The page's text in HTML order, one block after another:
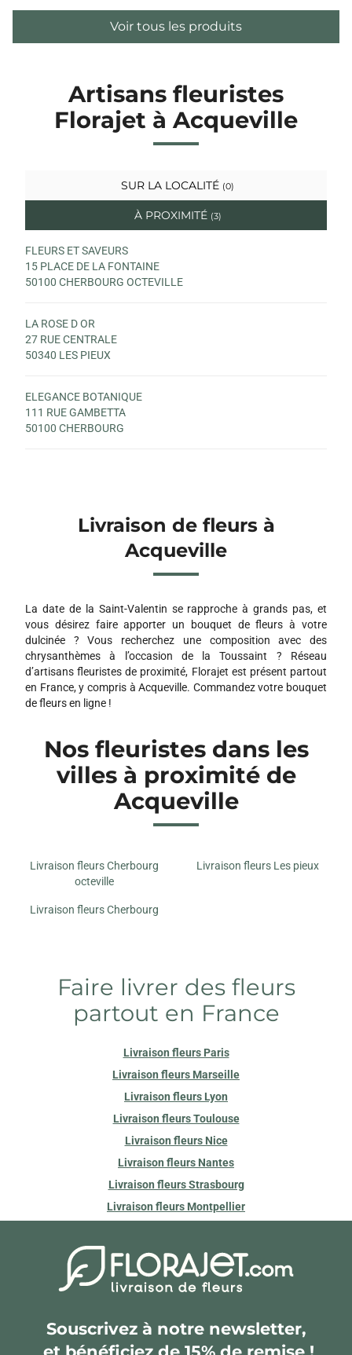
Voir tous les produits
Artisans fleuristes
Florajet à Acqueville
SUR LA LOCALITÉ (0)
À PROXIMITÉ (3)
FLEURS ET SAVEURS
15 PLACE DE LA FONTAINE
50100 CHERBOURG OCTEVILLE
LA ROSE D OR
27 RUE CENTRALE
50340 LES PIEUX
ELEGANCE BOTANIQUE
111 RUE GAMBETTA
50100 CHERBOURG
Livraison de fleurs à
Acqueville
La date de la Saint-Valentin se rapproche à grands pas, et
vous désirez faire apporter un bouquet de fleurs à votre
dulcinée ? Vous recherchez une composition avec des
chrysanthèmes à l’occasion de la Toussaint ? Réseau
d’artisans fleuristes de proximité, Florajet est présent partout
en France, y compris à Acqueville. Commandez votre bouquet
de fleurs en ligne !
Nos fleuristes dans les
villes à proximité de
Acqueville
Livraison fleurs Cherbourg
octeville
Livraison fleurs Les pieux
Livraison fleurs Cherbourg
Faire livrer des fleurs
partout en France
Livraison fleurs Paris
Livraison fleurs Marseille
Livraison fleurs Lyon
Livraison fleurs Toulouse
Livraison fleurs Nice
Livraison fleurs Nantes
Livraison fleurs Strasbourg
Livraison fleurs Montpellier
Souscrivez à notre newsletter,